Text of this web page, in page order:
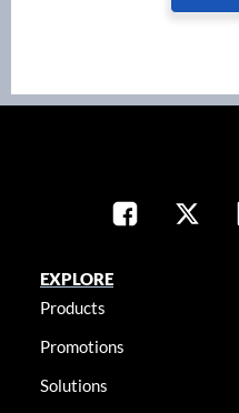
EXPLORE
Products
Promotions
Solutions